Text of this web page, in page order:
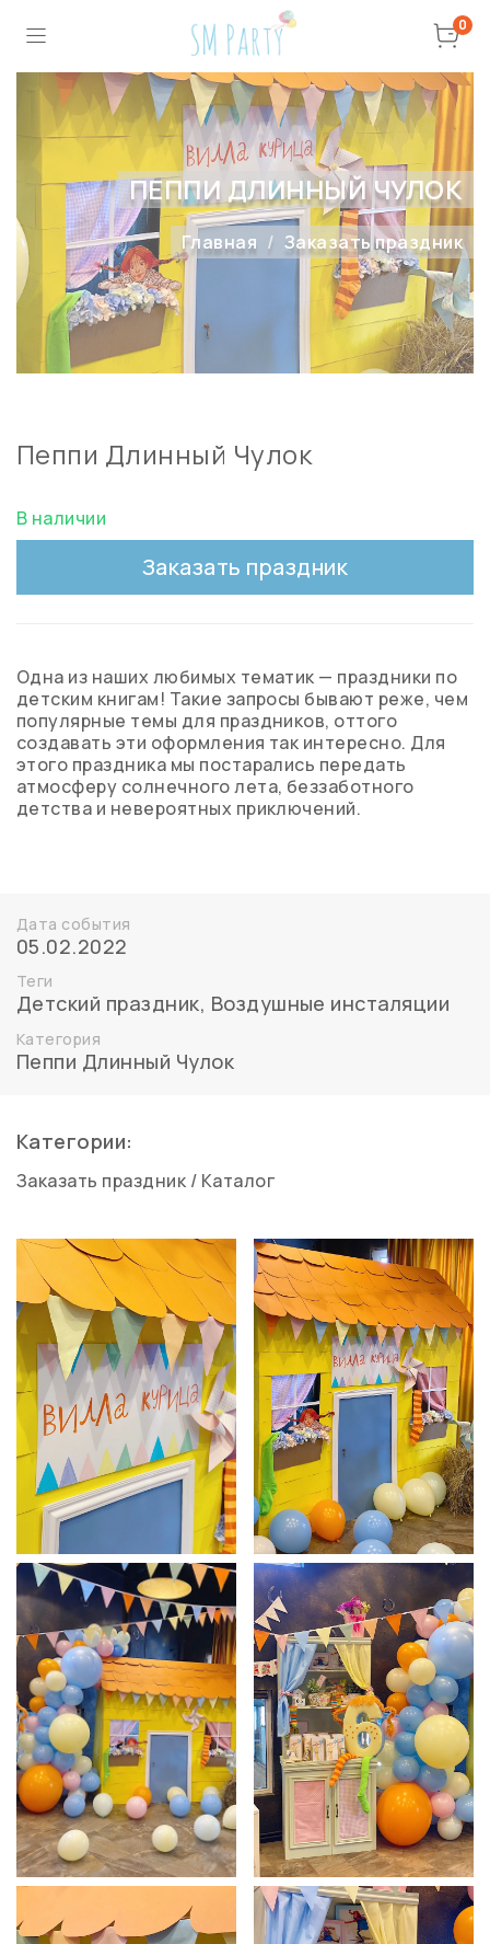
0
ПЕППИ ДЛИННЫЙ ЧУЛОК
Главная Заказать праздник
Пеппи Длинный Чулок
В наличии
Заказать праздник
Одна из наших любимых тематик — праздники по
детским книгам! Такие запросы бывают реже, чем
популярные темы для праздников, оттого
создавать эти оформления так интересно. Для
этого праздника мы постарались передать
атмосферу солнечного лета, беззаботного
детства и невероятных приключений.
Дата события
05.02.2022
Теги
Детский праздник, Воздушные инсталяции
Категория
Пеппи Длинный Чулок
Категории:
Заказать праздник / Каталог